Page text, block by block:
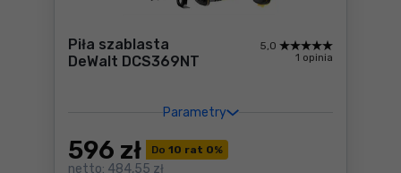
Piła szablasta
DeWalt DCS369NT
Parametry
5,0
1 opinia
Do 10 rat 0%
596 zł
netto: 484,55 zł